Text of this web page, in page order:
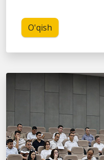
O'qish